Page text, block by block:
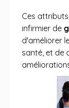
Ces
infirmier de
d'améliorer
santé, et de